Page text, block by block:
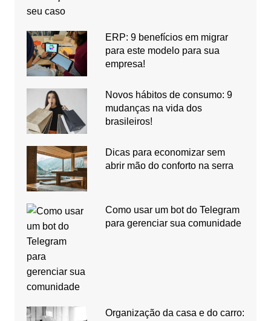
ERP: 9 benefícios em migrar
para este modelo para sua
empresa!
Novos hábitos de consumo: 9
mudanças na vida dos
brasileiros!
Dicas para economizar sem
abrir mão do conforto na serra
Como usar um bot do Telegram
para gerenciar sua comunidade
Organização da casa e do carro: